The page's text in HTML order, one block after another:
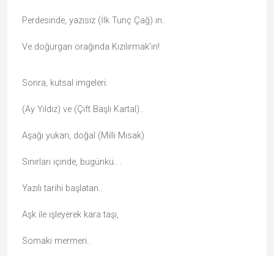
Perdesinde, yazısız (İlk Tunç Çağ) ın..
Ve doğurgan orağında Kızılırmak’ın!
Sonra, kutsal imgeleri:
(Ay Yıldız) ve (Çift Başlı Kartal)..
Aşağı yukarı, doğal (Milli Misak)
Sınırları içinde, bugünkü.. .
Yazılı tarihi başlatan..
Aşk ile işleyerek kara taşı,
Somaki mermeri..